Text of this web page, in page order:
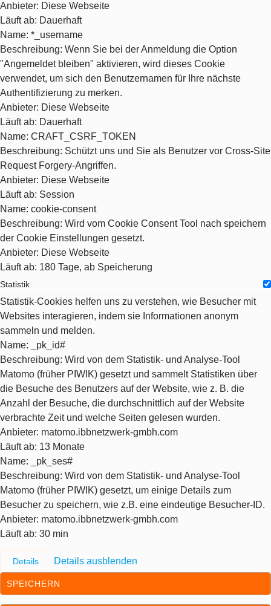
Anbieter: Diese Webseite
Läuft ab: Dauerhaft
Name: *_username
Beschreibung: Wenn Sie bei der Anmeldung die Option
"Angemeldet bleiben" aktivieren, wird dieses Cookie
verwendet, um sich den Benutzernamen für Ihre nächste
Authentifizierung zu merken.
Anbieter: Diese Webseite
Läuft ab: Dauerhaft
Name: CRAFT_CSRF_TOKEN
Beschreibung: Schützt uns und Sie als Benutzer vor Cross-Site
Request Forgery-Angriffen.
Anbieter: Diese Webseite
Läuft ab: Session
Name: cookie-consent
Beschreibung: Wird vom Cookie Consent Tool nach speichern
der Cookie Einstellungen gesetzt.
Anbieter: Diese Webseite
Läuft ab: 180 Tage, ab Speicherung
Statistik
Statistik-Cookies helfen uns zu verstehen, wie Besucher mit
Websites interagieren, indem sie Informationen anonym
sammeln und melden.
Name: _pk_id#
Beschreibung: Wird von dem Statistik- und Analyse-Tool
Matomo (früher PIWIK) gesetzt und sammelt Statistiken über
die Besuche des Benutzers auf der Website, wie z. B. die
Anzahl der Besuche, die durchschnittlich auf der Website
verbrachte Zeit und welche Seiten gelesen wurden.
Anbieter: matomo.ibbnetzwerk-gmbh.com
Läuft ab: 13 Monate
Name: _pk_ses#
Beschreibung: Wird von dem Statistik- und Analyse-Tool
Matomo (früher PIWIK) gesetzt, um einige Details zum
Besucher zu speichern, wie z.B. eine eindeutige Besucher-ID.
Anbieter: matomo.ibbnetzwerk-gmbh.com
Läuft ab: 30 min
Details Details ausblenden
SPEICHERN